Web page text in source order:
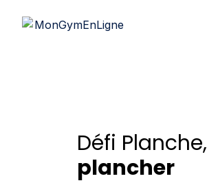
Défi Planche,
plancher